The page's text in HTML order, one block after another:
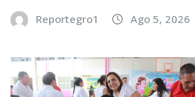
Reportegro1 Ago 5, 2026